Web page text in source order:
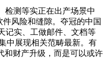
测等实正在出产场景中
风险和缝隙。夺冠的中国
记实、工做邮件、文档等
中展现相关范畴最新。有
和财产升级，而是可以或许